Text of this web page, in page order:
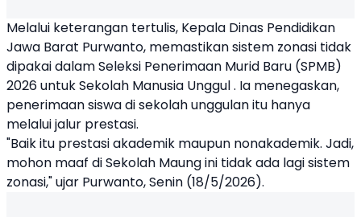
Melalui keterangan tertulis, Kepala Dinas Pendidikan
Jawa Barat Purwanto, memastikan sistem zonasi tidak
dipakai dalam Seleksi Penerimaan Murid Baru (SPMB)
2026 untuk Sekolah Manusia Unggul . Ia menegaskan,
penerimaan siswa di sekolah unggulan itu hanya
melaluijalur prestasi.
"Baik itu prestasi akademik maupun nonakademik. Jadi,
mohon maaf di Sekolah Maung ini tidak ada lagi sistem
zonasi," ujar Purwanto, Senin (18/5/2026).